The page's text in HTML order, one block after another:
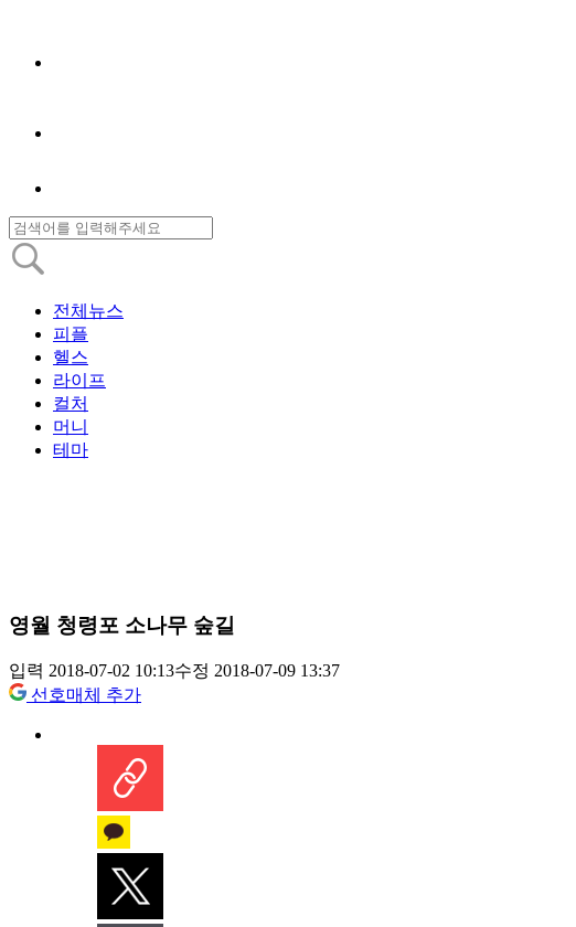
전체뉴스
피플
헬스
라이프
컬처
머니
테마
영월 청령포 소나무 숲길
입력 2018-07-02 10:13수정 2018-07-09 13:37
선호매체 추가